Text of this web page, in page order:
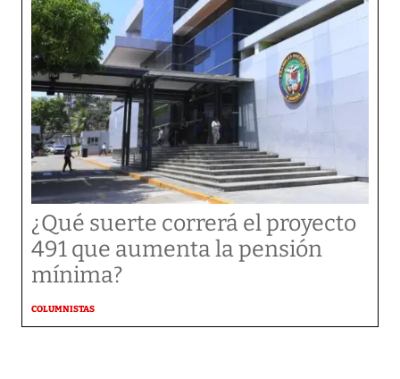
¿Qué suerte correrá el proyecto
491 que aumenta la pensión
mínima?
COLUMNISTAS